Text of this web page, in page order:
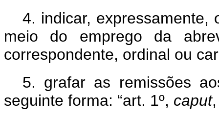
4. indicar, expressamente,
meio do emprego da
correspondente, ordinal ou
5. grafar as remissões
seguinte forma: “art. 1º, caput